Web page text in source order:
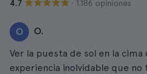
4.7 · 1.186 opiniones
O O.
Ver la puesta de sol en la
experiencia inolvidable que